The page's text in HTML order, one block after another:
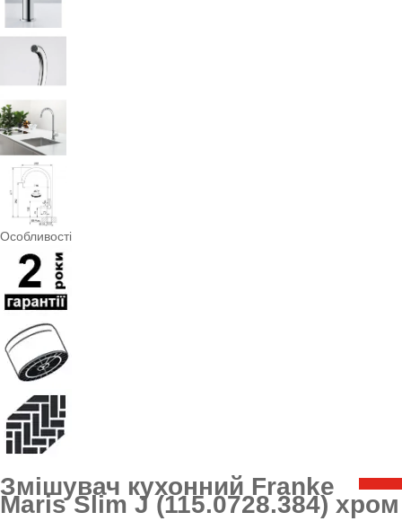
Особливості
Змішувач кухонний Franke
Maris Slim J (115.0728.384) хром